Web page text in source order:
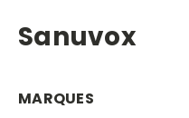
Sanuvox
MARQUES